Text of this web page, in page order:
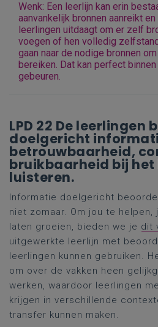
Wenk: Een leerlijn kan erin
aanvankelijk bronnen aanreikt
leerlingen uitdaagt om er zelf
voegen of hen volledig
gaan naar de nodige bronnen
bereiken. Dat kan perfect
gebeuren.
LPD 22 De leerlingen
doelgericht
betrouwbaarheid,
bruikbaarheid bij het
luisteren.
Informatie doelgericht
niet zomaar. Om jou te
laten groeien, bieden we je dit
uitgewerkte leerlijn met
leerlingen kunnen gebruiken.
om over de vakken heen
werken, waardoor leerlingen
krijgen in verschillende
transfer kunnen maken.